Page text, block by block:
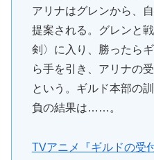
アリナはグレンから、
提案される。グレンと
剣〉に入り、勝ったら
ら手を引き、アリナの
という。ギルド本部の
負の結果は……。
TVアニメ『ギルドの受